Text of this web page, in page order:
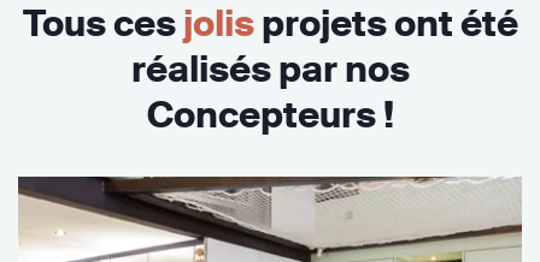
Tous cesjolisprojets ont été
réalisés par nos
Concepteurs !